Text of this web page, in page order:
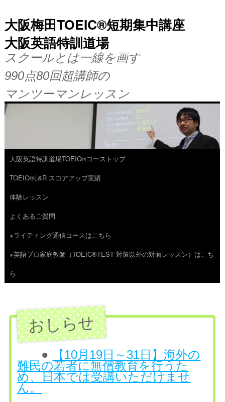
大阪梅田TOEIC®短期集中講座
大阪英語特訓道場
スクールとは一線を画す
990点80回超講師の
マンツーマンレッスン
コ
ン
テ
ン
ツ
へ
ス
大阪英語特訓道場TOEIC®コーストップ
TOEIC®L&R スコアアップ実績
体験レッスン
よくあるご質問
※ライティング通信コースはこちら
※英語プロ家庭教師（TOEIC®TEST 対策以外の対面レッスン）はこち
ら
●
【10月19日～31日】海外の
難民の若者に無償教育を行うた
め、日本では受講いただけませ
ん。